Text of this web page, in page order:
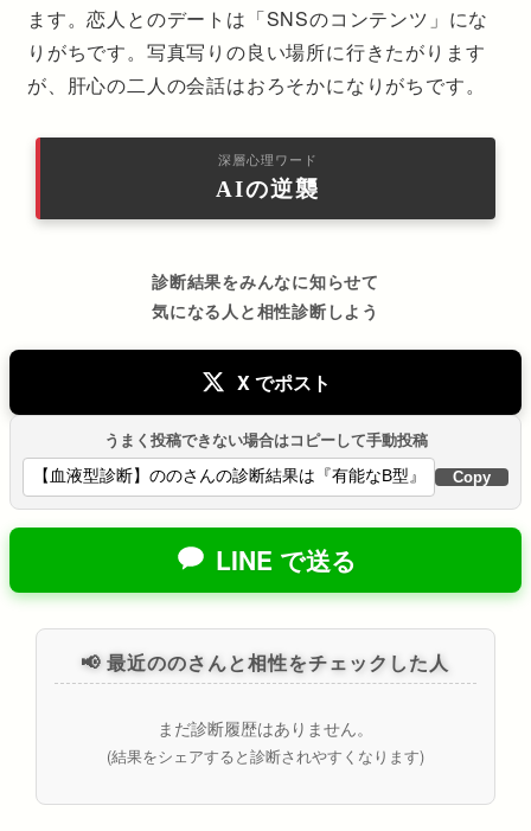
ます。恋人とのデートは「SNSのコンテンツ」にな
りがちです。写真写りの良い場所に行きたがります
が、肝心の二人の会話はおろそかになりがちです。
深層心理ワード
AIの逆襲
診断結果をみんなに知らせて
気になる人と相性診断しよう
X でポスト
うまく投稿できない場合はコピーして手動投稿
Copy
LINE で送る
📢 最近ののさんと相性をチェックした人
まだ診断履歴はありません。
(結果をシェアすると診断されやすくなります)